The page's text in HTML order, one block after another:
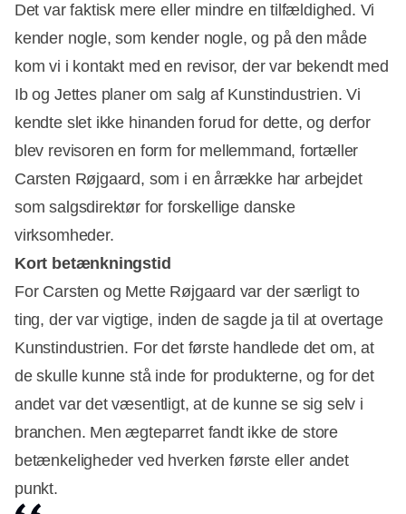
Det var faktisk mere eller mindre en tilfældighed. Vi
kender nogle, som kender nogle, og på den måde
kom vi i kontakt med en revisor, der var bekendt med
Ib og Jettes planer om salg af Kunstindustrien. Vi
kendte slet ikke hinanden forud for dette, og derfor
blev revisoren en form for mellemmand, fortæller
Carsten Røjgaard, som i en årrække har arbejdet
som salgsdirektør for forskellige danske
virksomheder.
Annonce
Kort betænkningstid
For Carsten og Mette Røjgaard var der særligt to
ting, der var vigtige, inden de sagde ja til at overtage
Kunstindustrien. For det første handlede det om, at
de skulle kunne stå inde for produkterne, og for det
andet var det væsentligt, at de kunne se sig selv i
branchen. Men ægteparret fandt ikke de store
betænkeligheder ved hverken første eller andet
punkt.